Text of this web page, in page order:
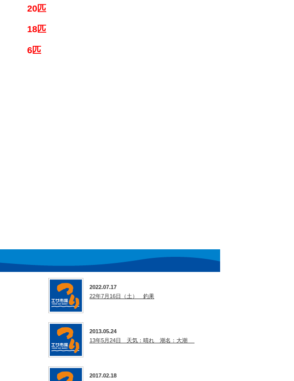
20匹
18匹
6匹
2022.07.17
22年7月16日（土） 釣果
2013.05.24
13年5月24日 天気：晴れ 潮名：大潮
2017.02.18